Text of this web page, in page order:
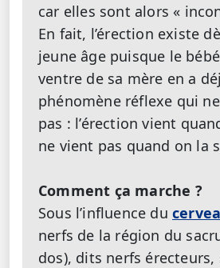
car elles sont alors «
En fait, l’érection existe
jeune âge puisque le
ventre de sa mère en a
phénomène réflexe qui
pas : l’érection vient
ne vient pas quand on la
Comment ça marche ?
Sous l’influence du
nerfs de la région du
dos), dits nerfs